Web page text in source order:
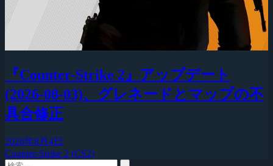
『Counter-Strike 2』アップデート
(2026-08-03)、グレネードとマップの不
具合修正
2026年8月4日
Counter-Strike 2 (CS2)